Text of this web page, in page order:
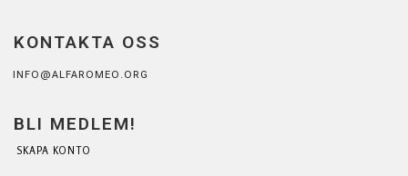
KONTAKTA OSS
INFO@ALFAROMEO.ORG
BLI MEDLEM!
SKAPA KONTO